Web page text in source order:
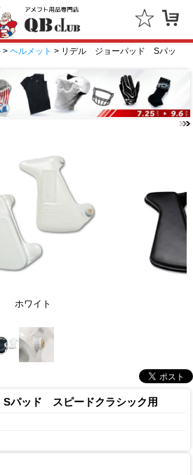
> ヘルメット > リデル ジョーパッド Sパッ
ホワイト
パッド スピードクラシック用